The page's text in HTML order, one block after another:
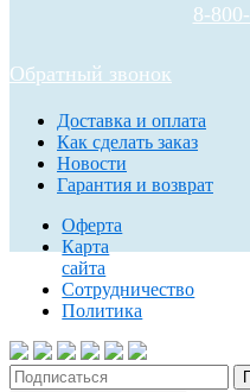
8-
Обратный звонок
Доставка и оплата
Как сделать заказ
Новости
Гарантия и возврат
Оферта
Карта
сайта
Сотрудничество
Политика